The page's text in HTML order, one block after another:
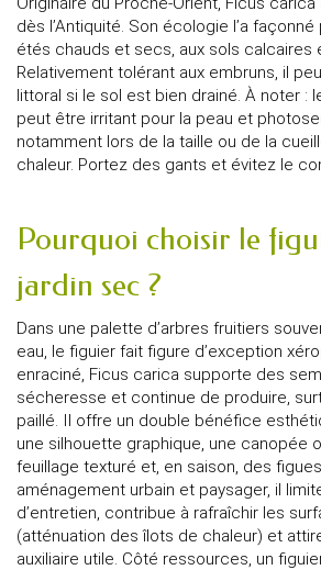
dès l’Antiquité. Son écologie l’a
étés chauds et secs, aux sols calcaires
Relativement tolérant aux embruns, il
littoral si le sol est bien drainé. À noter :
peut être irritant pour la peau et
notamment lors de la taille ou de la
chaleur. Portez des gants et évitez le
Pourquoi choisir le
jardin sec ?
Dans une palette d’arbres fruitiers
eau, le figuier fait figure d’exception
enraciné, Ficus carica supporte des
sécheresse et continue de produire,
paillé. Il offre un double bénéfice
une silhouette graphique, une canopée
feuillage texturé et, en saison, des
aménagement urbain et paysager, il
d’entretien, contribue à rafraîchir les
(atténuation des îlots de chaleur) et
auxiliaire utile. Côté ressources, un